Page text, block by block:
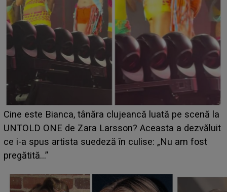
HOROSCOP 11 august 2026. Marte intră în Rac și
aduce tensiuni uriașe pentru o zodie! Conflictele
izbucnesc din senin în jurul ei, iar o situație dificilă
scapă de sub control